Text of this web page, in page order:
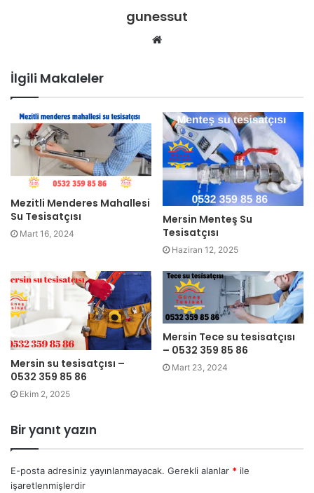
gunessut
i
t
e
s
İlgili Makaleler
Mezitli Menderes Mahallesi
Su Tesisatçısı
Mart 16, 2024
Mersin Menteş Su
Tesisatçısı
Haziran 12, 2025
Mersin su tesisatçısı –
0532 359 85 86
Ekim 2, 2025
Mersin Tece su tesisatçısı
– 0532 359 85 86
Mart 23, 2024
Bir yanıt yazın
E-posta adresiniz yayınlanmayacak. Gerekli alanlar * ile
işaretlenmişlerdir